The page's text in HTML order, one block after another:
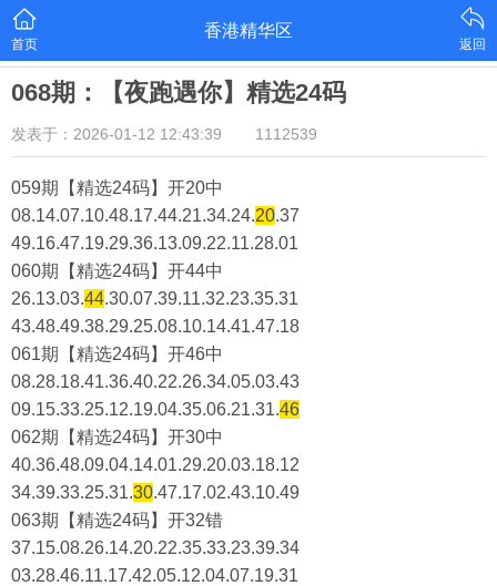
首页
香港精华区
返回
068期：【夜跑遇你】精选24码
发表于：2026-01-12 12:43:39 1112539
059期【精选24码】开20中
08.14.07.10.48.17.44.21.34.24.20.37
49.16.47.19.29.36.13.09.22.11.28.01
060期【精选24码】开44中
26.13.03.44.30.07.39.11.32.23.35.31
43.48.49.38.29.25.08.10.14.41.47.18
061期【精选24码】开46中
08.28.18.41.36.40.22.26.34.05.03.43
09.15.33.25.12.19.04.35.06.21.31.46
062期【精选24码】开30中
40.36.48.09.04.14.01.29.20.03.18.12
34.39.33.25.31.30.47.17.02.43.10.49
063期【精选24码】开32错
37.15.08.26.14.20.22.35.33.23.39.34
03.28.46.11.17.42.05.12.04.07.19.31